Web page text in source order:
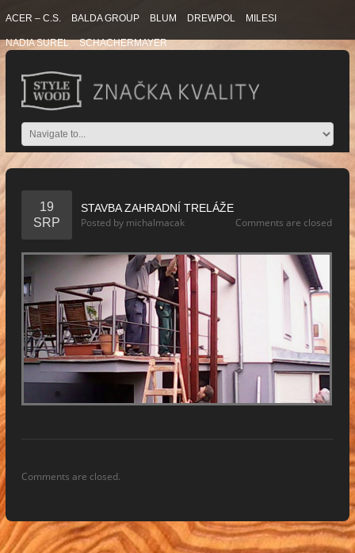
ACER – C.S. BALDA GROUP BLUM DREWPOL MILESI
NADIA SUREL SCHACHERMAYER
STAVBA ZAHRADNÍ TRELÁŽE
Posted by michalmacak Comments are closed
19
SRP
Comments are closed.